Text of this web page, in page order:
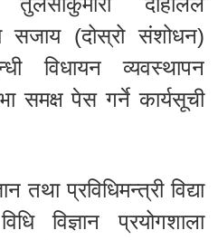
(दोस्रो संशोधन)
विधायन व्यवस्थापन
समक्ष पेस गर्ने कार्यसूची
तथा प्रविधिमन्त्री विद्या
विज्ञान प्रयोगशाला